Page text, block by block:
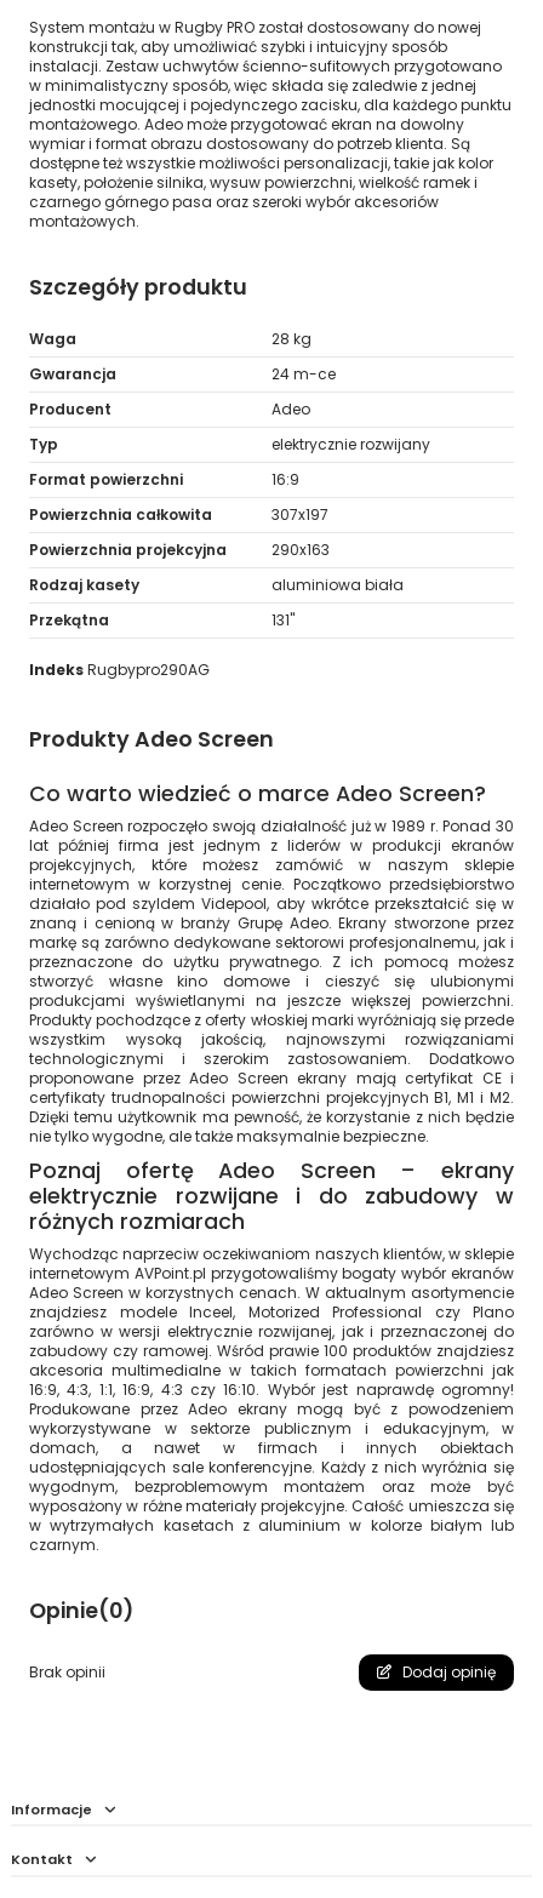
System montażu w Rugby PRO został dostosowany do nowej
konstrukcji tak, aby umożliwiać szybki i intuicyjny sposób
instalacji. Zestaw uchwytów ścienno-sufitowych przygotowano
w minimalistyczny sposób, więc składa się zaledwie z jednej
jednostki mocującej i pojedynczego zacisku, dla każdego punktu
montażowego. Adeo może przygotować ekran na dowolny
wymiar i format obrazu dostosowany do potrzeb klienta. Są
dostępne też wszystkie możliwości personalizacji, takie jak kolor
kasety, położenie silnika, wysuw powierzchni, wielkość ramek i
czarnego górnego pasa oraz szeroki wybór akcesoriów
montażowych.
Szczegóły produktu
Waga
28 kg
Gwarancja
24 m-ce
Producent
Adeo
Typ
elektrycznie rozwijany
Format powierzchni
16:9
Powierzchnia całkowita
307x197
Powierzchnia projekcyjna
290x163
Rodzaj kasety
aluminiowa biała
Przekątna
131''
IndeksRugbypro290AG
Produkty Adeo Screen
Co warto wiedzieć o marce Adeo Screen?
Adeo Screen rozpoczęło swoją działalność już w 1989 r. Ponad 30
lat później firma jest jednym z liderów w produkcji ekranów
projekcyjnych, które możesz zamówić w naszym sklepie
internetowym w korzystnej cenie. Początkowo przedsiębiorstwo
działało pod szyldem Videpool, aby wkrótce przekształcić się w
znaną i cenioną w branży Grupę Adeo. Ekrany stworzone przez
markę są zarówno dedykowane sektorowi profesjonalnemu, jak i
przeznaczone do użytku prywatnego. Z ich pomocą możesz
stworzyć własne kino domowe i cieszyć się ulubionymi
produkcjami wyświetlanymi na jeszcze większej powierzchni.
Produkty pochodzące z oferty włoskiej marki wyróżniają się przede
wszystkim wysoką jakością, najnowszymi rozwiązaniami
technologicznymi i szerokim zastosowaniem. Dodatkowo
proponowane przez Adeo Screen ekrany mają certyfikat CE i
certyfikaty trudnopalności powierzchni projekcyjnych B1, M1 i M2.
Dzięki temu użytkownik ma pewność, że korzystanie z nich będzie
nie tylko wygodne, ale także maksymalnie bezpieczne.
Poznaj ofertę Adeo Screen – ekrany
elektrycznie rozwijane i do zabudowy w
różnych rozmiarach
Wychodząc naprzeciw oczekiwaniom naszych klientów, w sklepie
internetowym AVPoint.pl przygotowaliśmy bogaty wybór ekranów
Adeo Screen w korzystnych cenach. W aktualnym asortymencie
znajdziesz modele Inceel, Motorized Professional czy Plano
zarówno w wersji elektrycznie rozwijanej, jak i przeznaczonej do
zabudowy czy ramowej. Wśród prawie 100 produktów znajdziesz
akcesoria multimedialne w takich formatach powierzchni jak
16:9, 4:3, 1:1, 16:9, 4:3 czy 16:10. Wybór jest naprawdę ogromny!
Produkowane przez Adeo ekrany mogą być z powodzeniem
wykorzystywane w sektorze publicznym i edukacyjnym, w
domach, a nawet w firmach i innych obiektach
udostępniających sale konferencyjne. Każdy z nich wyróżnia się
wygodnym, bezproblemowym montażem oraz może być
wyposażony w różne materiały projekcyjne. Całość umieszcza się
w wytrzymałych kasetach z aluminium w kolorze białym lub
czarnym.
Opinie(0)
Brak opinii Dodaj opinię
Informacje
Kontakt